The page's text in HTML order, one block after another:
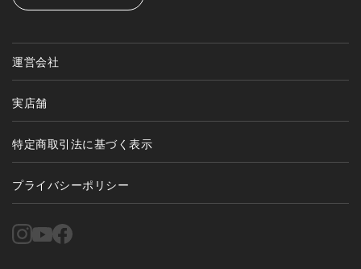
運営会社
実店舗
特定商取引法に基づく表示
プライバシーポリシー